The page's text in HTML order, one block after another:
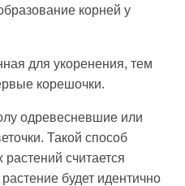
корней у
для укоренения, тем
корешочки.
одревесневшие или
Такой способ
считается
будет идентично